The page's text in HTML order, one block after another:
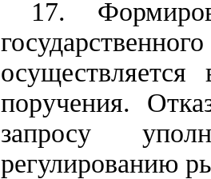
17.
поручения.
запросу
регулированию